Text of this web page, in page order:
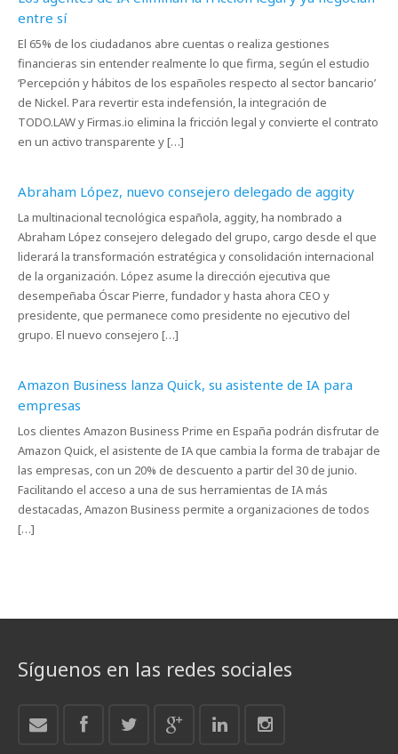
entre sí
El 65% de los ciudadanos abre cuentas o realiza gestiones
financieras sin entender realmente lo que firma, según el estudio
‘Percepción y hábitos de los españoles respecto al sector bancario’
de Nickel. Para revertir esta indefensión, la integración de
TODO.LAW y Firmas.io elimina la fricción legal y convierte el contrato
en un activo transparente y […]
Abraham López, nuevo consejero delegado de aggity
La multinacional tecnológica española, aggity, ha nombrado a
Abraham López consejero delegado del grupo, cargo desde el que
liderará la transformación estratégica y consolidación internacional
de la organización. López asume la dirección ejecutiva que
desempeñaba Óscar Pierre, fundador y hasta ahora CEO y
presidente, que permanece como presidente no ejecutivo del
grupo. El nuevo consejero […]
Amazon Business lanza Quick, su asistente de IA para
empresas
Los clientes Amazon Business Prime en España podrán disfrutar de
Amazon Quick, el asistente de IA que cambia la forma de trabajar de
las empresas, con un 20% de descuento a partir del 30 de junio.
Facilitando el acceso a una de sus herramientas de IA más
destacadas, Amazon Business permite a organizaciones de todos
[…]
Síguenos en las redes sociales